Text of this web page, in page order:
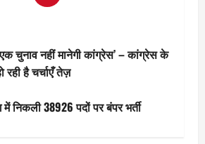
चुनाव नहीं मानेगी कांग्रेस’ – कांग्रेस के
है चर्चाएँ तेज़
में निकली 38926 पदों पर बंपर भर्ती